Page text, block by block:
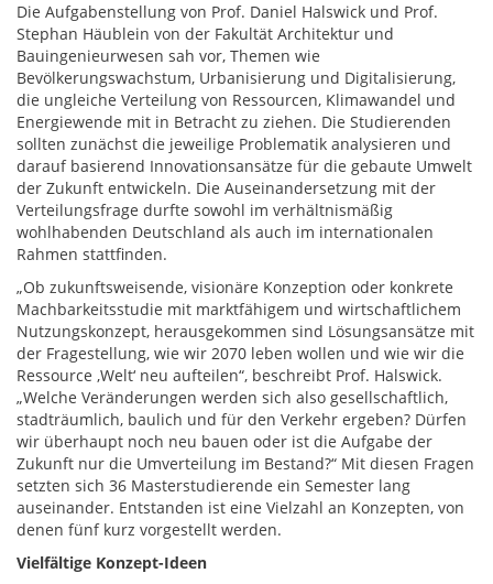
Die Aufgabenstellung von Prof. Daniel Halswick und Prof.
Stephan Häublein von der Fakultät Architektur und
Bauingenieurwesen sah vor, Themen wie
Bevölkerungswachstum, Urbanisierung und Digitalisierung,
die ungleiche Verteilung von Ressourcen, Klimawandel und
Energiewende mit in Betracht zu ziehen. Die Studierenden
sollten zunächst die jeweilige Problematik analysieren und
darauf basierend Innovationsansätze für die gebaute Umwelt
der Zukunft entwickeln. Die Auseinandersetzung mit der
Verteilungsfrage durfte sowohl im verhältnismäßig
wohlhabenden Deutschland als auch im internationalen
Rahmen stattfinden.
„Ob zukunftsweisende, visionäre Konzeption oder konkrete
Machbarkeitsstudie mit marktfähigem und wirtschaftlichem
Nutzungskonzept, herausgekommen sind Lösungsansätze mit
der Fragestellung, wie wir 2070 leben wollen und wie wir die
Ressource ,Welt‘ neu aufteilen“, beschreibt Prof. Halswick.
„Welche Veränderungen werden sich also gesellschaftlich,
stadträumlich, baulich und für den Verkehr ergeben? Dürfen
wir überhaupt noch neu bauen oder ist die Aufgabe der
Zukunft nur die Umverteilung im Bestand?“ Mit diesen Fragen
setzten sich 36 Masterstudierende ein Semester lang
auseinander. Entstanden ist eine Vielzahl an Konzepten, von
denen fünf kurz vorgestellt werden.
Vielfältige Konzept-Ideen